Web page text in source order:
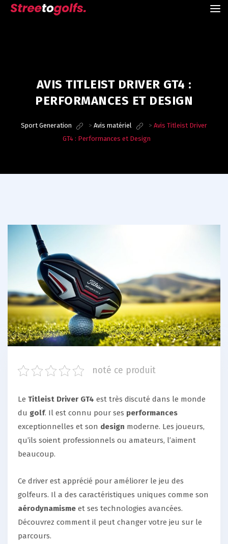
AVIS TITLEIST DRIVER GT4 :
PERFORMANCES ET DESIGN
Sport Generation > Avis matériel > Avis Titleist Driver
GT4 : Performances et Design
noté ce produit
Le Titleist Driver GT4 est très discuté dans le monde
du golf. Il est connu pour ses performances
exceptionnelles et son design moderne. Les joueurs,
qu’ils soient professionnels ou amateurs, l’aiment
beaucoup.
Ce driver est apprécié pour améliorer le jeu des
golfeurs. Il a des caractéristiques uniques comme son
aérodynamisme et ses technologies avancées.
Découvrez comment il peut changer votre jeu sur le
parcours.